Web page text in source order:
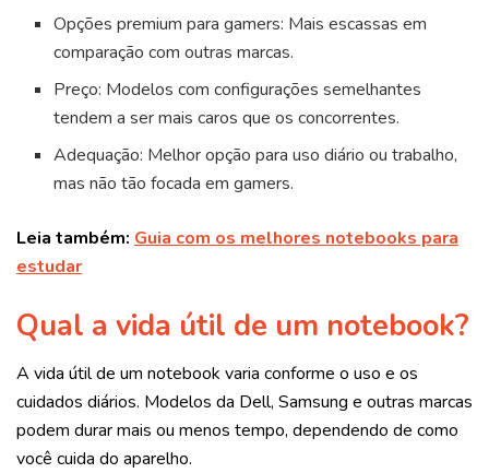
Opções premium para gamers: Mais escassas em
comparação com outras marcas.
Preço: Modelos com configurações semelhantes
tendem a ser mais caros que os concorrentes.
Adequação: Melhor opção para uso diário ou trabalho,
mas não tão focada em gamers.
Leia também: Guia com os melhores notebooks para
estudar
Qual a vida útil de um notebook?
A vida útil de um notebook varia conforme o uso e os
cuidados diários. Modelos da Dell, Samsung e outras marcas
podem durar mais ou menos tempo, dependendo de como
você cuida do aparelho.